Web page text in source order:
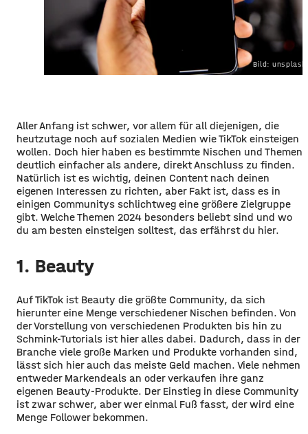
Bild:
Aller Anfang ist schwer, vor allem für all diejenigen, die
heutzutage noch auf sozialen Medien wie TikTok einsteigen
wollen. Doch hier haben es bestimmte Nischen und Themen
deutlich einfacher als andere, direkt Anschluss zu finden.
Natürlich ist es wichtig, deinen Content nach deinen
eigenen Interessen zu richten, aber Fakt ist, dass es in
einigen Communitys schlichtweg eine größere Zielgruppe
gibt. Welche Themen 2024 besonders beliebt sind und wo
du am besten einsteigen solltest, das erfährst du hier.
1. Beauty
Auf TikTok ist Beauty die größte Community, da sich
hierunter eine Menge verschiedener Nischen befinden. Von
der Vorstellung von verschiedenen Produkten bis hin zu
Schmink-Tutorials ist hier alles dabei. Dadurch, dass in der
Branche viele große Marken und Produkte vorhanden sind,
lässt sich hier auch das meiste Geld machen. Viele nehmen
entweder Markendeals an oder verkaufen ihre ganz
eigenen Beauty-Produkte. Der Einstieg in diese Community
ist zwar schwer, aber wer einmal Fuß fasst, der wird eine
Menge Follower bekommen.